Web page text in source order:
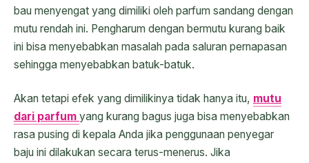
bau menyengat yang dimiliki oleh parfum sandang dengan
mutu rendah ini. Pengharum dengan bermutu kurang baik
ini bisa menyebabkan masalah pada saluran pernapasan
sehingga menyebabkan batuk-batuk.
Akan tetapi efek yang dimilikinya tidak hanya itu, mutu
dari parfum yang kurang bagus juga bisa menyebabkan
rasa pusing di kepala Anda jika penggunaan penyegar
baju ini dilakukan secara terus-menerus. Jika